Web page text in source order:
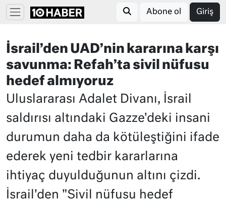
Abone ol Giriş
İsrail’den UAD’nin kararına karşı
savunma: Refah’ta sivil nüfusu
hedef almıyoruz
Uluslararası Adalet Divanı, İsrail
saldırısı altındaki Gazze'deki insani
durumun daha da kötüleştiğini ifade
ederek yeni tedbir kararlarına
ihtiyaç duyulduğunun altını çizdi.
İsrail'den "Sivil nüfusu hedef